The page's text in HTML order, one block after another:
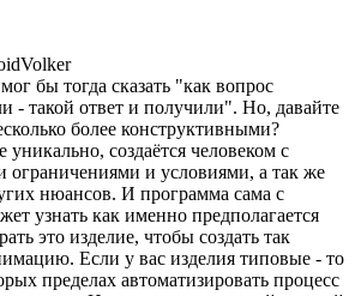
бы тогда сказать "как вопрос
- такой ответ и получили". Но, давайте
более конструктивными?
уникально, создаётся человеком с
ограничениями и условиями, а так же
нюансов. И программа сама с
узнать как именно предполагается
это изделие, чтобы создать так
Если у вас изделия типовые - то
пределах автоматизировать процесс